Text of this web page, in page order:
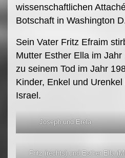
wissenschaftlichen
Botschaft in Washington
Sein Vater Fritz Efraim
Mutter Esther Ella im
zu seinem Tod im Jahr
Kinder, Enkel und
Israel.
Joseph und Erela
Fritz (rechts) und Esther Ella